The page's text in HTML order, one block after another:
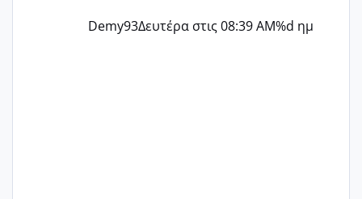
Demy93Δευτέρα στις 08:39 AM%d ημ